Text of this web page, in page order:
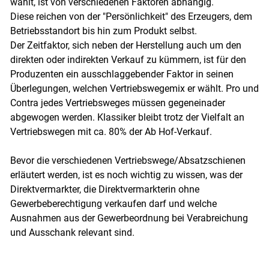
Diese reichen von der "Persönlichkeit" des Erzeugers, dem
Betriebsstandort bis hin zum Produkt selbst.
Der Zeitfaktor, sich neben der Herstellung auch um den
direkten oder indirekten Verkauf zu kümmern, ist für den
Produzenten ein ausschlaggebender Faktor in seinen
Überlegungen, welchen Vertriebswegemix er wählt. Pro und
Contra jedes Vertriebsweges müssen gegeneinader
abgewogen werden. Klassiker bleibt trotz der Vielfalt an
Vertriebswegen mit ca. 80% der Ab Hof-Verkauf.
Bevor die verschiedenen Vertriebswege/Absatzschienen
erläutert werden, ist es noch wichtig zu wissen, was der
Direktvermarkter, die Direktvermarkterin ohne
Gewerbeberechtigung verkaufen darf und welche
Ausnahmen aus der Gewerbeordnung bei Verabreichung
und Ausschank relevant sind.